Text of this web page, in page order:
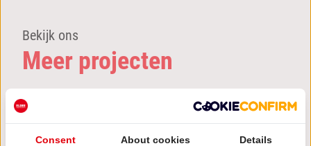
Bekijk ons
Meer projecten
Consent About cookies Details